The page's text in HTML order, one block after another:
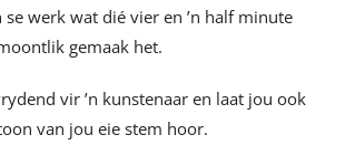
se werk wat dié vier en ’n half minute
gemaak het.
vir ’n kunstenaar en laat jou ook
van jou eie stem hoor.